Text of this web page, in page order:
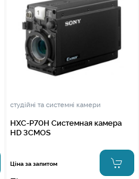
студійні та системні камери
HXC-P70H Системная камера
HD 3CMOS
Ціна за запитом